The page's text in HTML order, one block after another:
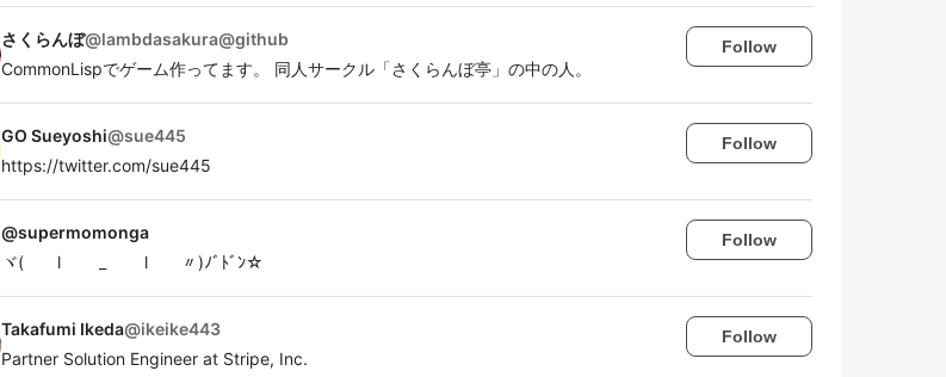
さくらんぼ@lambdasakura@github
CommonLispでゲーム作ってます。 同人サークル「さくらんぼ亭」の中の人。
Follow
GO Sueyoshi@sue445
https://twitter.com/sue445
Follow
@supermomonga
ヾ( l _ l 〃)ﾉﾞﾄﾞﾝ☆
Follow
Takafumi Ikeda@ikeike443
Partner Solution Engineer at Stripe, Inc.
Follow